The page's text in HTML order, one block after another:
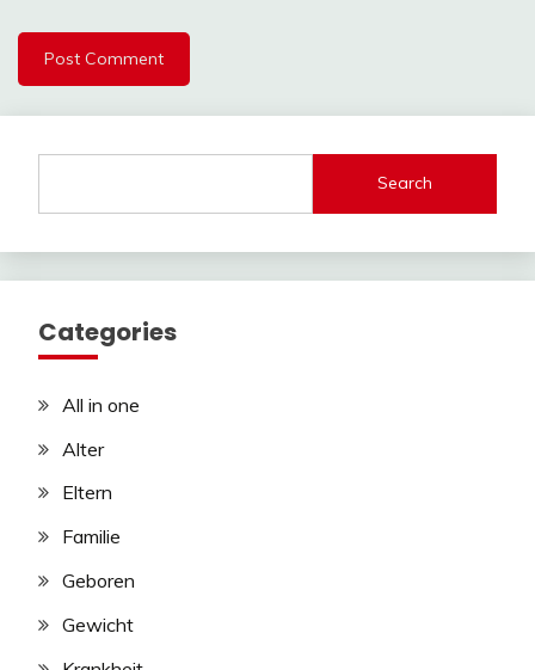
Search
Categories
All in one
Alter
Eltern
Familie
Geboren
Gewicht